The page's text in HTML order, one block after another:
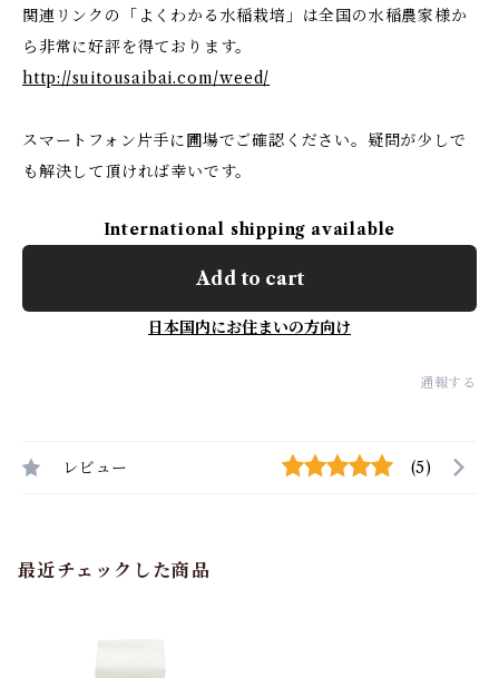
関連リンクの「よくわかる水稲栽培」は全国の水稲農家様か
ら非常に好評を得ております。
http://suitousaibai.com/weed/
スマートフォン片手に圃場でご確認ください。疑問が少しで
も解決して頂ければ幸いです。
International shipping available
Add to cart
日本国内にお住まいの方向け
通報する
レビュー (5)
最近チェックした商品